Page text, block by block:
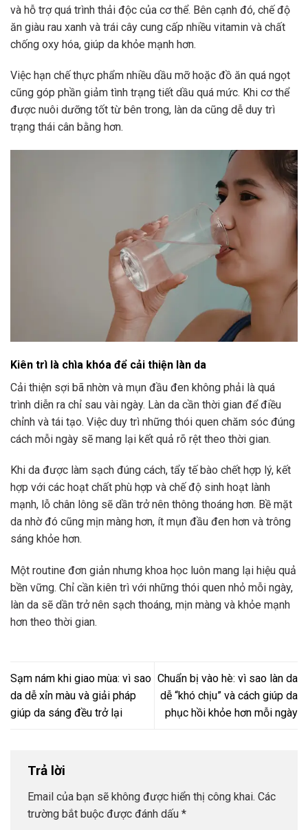
và hỗ trợ quá trình thải độc của cơ thể. Bên cạnh đó, chế độ
ăn giàu rau xanh và trái cây cung cấp nhiều vitamin và chất
chống oxy hóa, giúp da khỏe mạnh hơn.
Việc hạn chế thực phẩm nhiều dầu mỡ hoặc đồ ăn quá ngọt
cũng góp phần giảm tình trạng tiết dầu quá mức. Khi cơ thể
được nuôi dưỡng tốt từ bên trong, làn da cũng dễ duy trì
trạng thái cân bằng hơn.
Kiên trì là chìa khóa để cải thiện làn da
Cải thiện sợi bã nhờn và mụn đầu đen không phải là quá
trình diễn ra chỉ sau vài ngày. Làn da cần thời gian để điều
chỉnh và tái tạo. Việc duy trì những thói quen chăm sóc đúng
cách mỗi ngày sẽ mang lại kết quả rõ rệt theo thời gian.
Khi da được làm sạch đúng cách, tẩy tế bào chết hợp lý, kết
hợp với các hoạt chất phù hợp và chế độ sinh hoạt lành
mạnh, lỗ chân lông sẽ dần trở nên thông thoáng hơn. Bề mặt
da nhờ đó cũng mịn màng hơn, ít mụn đầu đen hơn và trông
sáng khỏe hơn.
Một routine đơn giản nhưng khoa học luôn mang lại hiệu quả
bền vững. Chỉ cần kiên trì với những thói quen nhỏ mỗi ngày,
làn da sẽ dần trở nên sạch thoáng, mịn màng và khỏe mạnh
hơn theo thời gian.
Sạm nám khi giao mùa: vì sao
da dễ xỉn màu và giải pháp
giúp da sáng đều trở lại
Chuẩn bị vào hè: vì sao làn da
dễ “khó chịu” và cách giúp da
phục hồi khỏe hơn mỗi ngày
Trả lời
Email của bạn sẽ không được hiển thị công khai. Các
trường bắt buộc được đánh dấu *